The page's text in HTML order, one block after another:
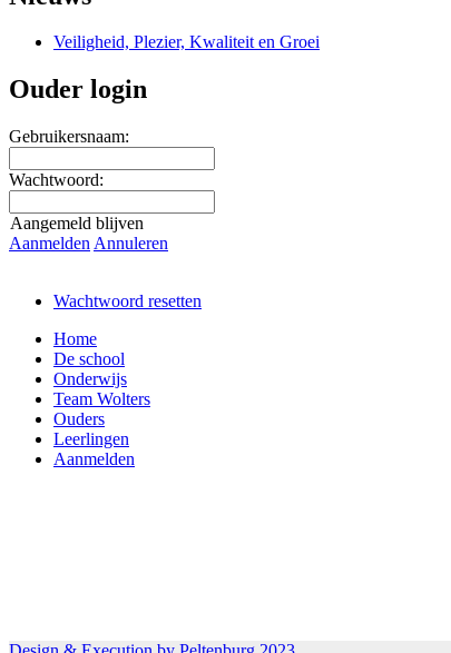
Veiligheid, Plezier, Kwaliteit en Groei
Ouder login
Gebruikersnaam:
Wachtwoord:
Aangemeld blijven
Aanmelden Annuleren
Wachtwoord resetten
Home
De school
Onderwijs
Team Wolters
Ouders
Leerlingen
Aanmelden